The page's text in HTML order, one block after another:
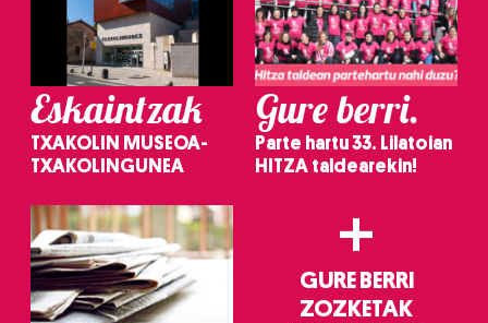
Eskaintzak
TXAKOLIN MUSEOA-
TXAKOLINGUNEA
Gure berri.
Parte hartu 33. Lilatoian
HITZA taldearekin!
+
GURE BERRI
ZOZKETAK